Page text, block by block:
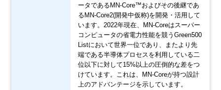
ータであるMN-Core™およびその後継であ
るMN-Core2(開発中仮称)を開発・活用して
います。2022年現在、MN-Coreはスーパー
コンピュータの省電力性能を競うGreen500
Listにおいて世界一位であり、またより先
端である半導体プロセスを利用している二
位以下に対して15%以上の圧倒的な差をつ
けています。これは、MN-Coreが持つ設計
上のアドバンテージを示しています。